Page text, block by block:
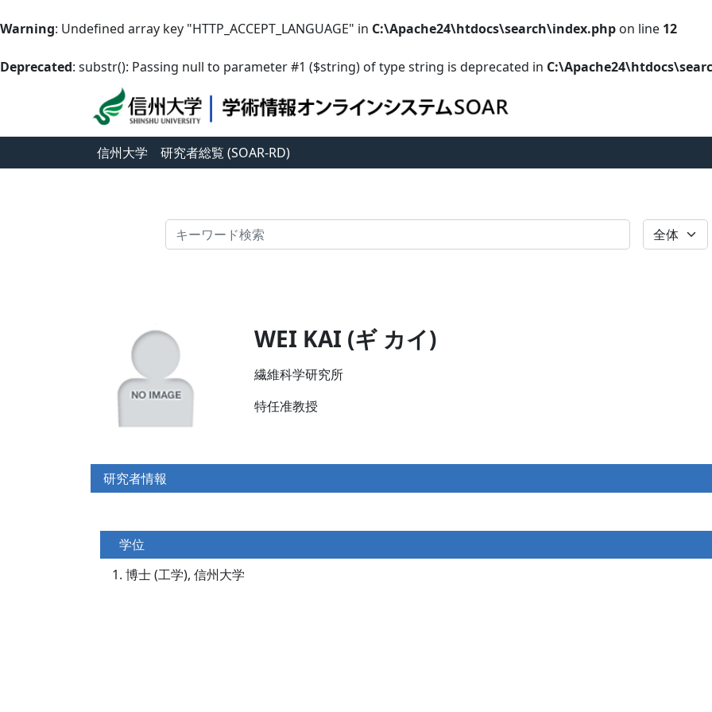
Warning: Undefined array key "HTTP_ACCEPT_LANGUAGE" in C:\Apache24\htdocs\search\index.php on line 12
Deprecated: substr(): Passing null to parameter #1 ($string) of type string is deprecated in
信州大学 研究者総覧 (SOAR-RD)
検索 全体
WEI KAI (ギ カイ)
繊維科学研究所
特任准教授
研究者情報
学位
博士 (工学), 信州大学